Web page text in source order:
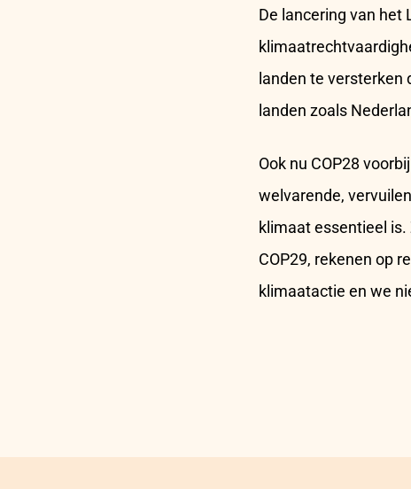
De lancering van het
landen te
landen zoals
Ook nu COP28
welvarende,
klimaat essentieel
COP29, rekenen op
klimaatactie en we